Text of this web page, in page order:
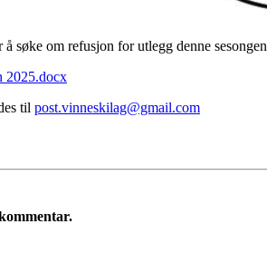
søke om refusjon for utlegg denne sesongen
2025.docx
til post.vinneskilag@gmail.com